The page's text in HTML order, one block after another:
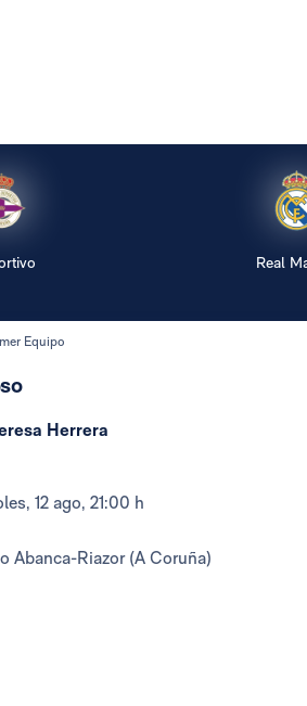
Real
Equipo
Herrera
12 ago, 21:00 h
Abanca-Riazor (A Coruña)